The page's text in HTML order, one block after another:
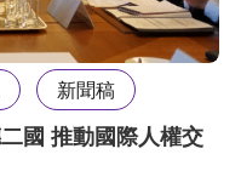
新聞稿
國 推動國際人權交